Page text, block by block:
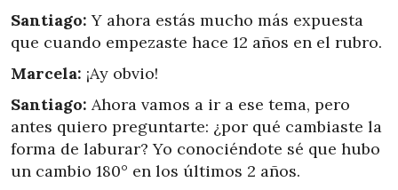
Santiago: Y ahora estás mucho más expuesta
que cuando empezaste hace 12 años en el rubro.
Marcela: ¡Ay obvio!
Santiago: Ahora vamos a ir a ese tema, pero
antes quiero preguntarte: ¿por qué cambiaste la
forma de laburar? Yo conociéndote sé que hubo
un cambio 180° en los últimos 2 años.